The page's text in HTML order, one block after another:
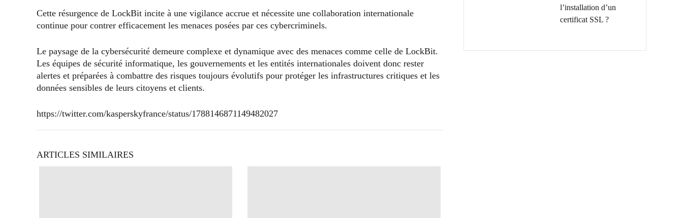
Cette résurgence de LockBit incite à une vigilance accrue et nécessite une collaboration internationale
continue pour contrer efficacement les menaces posées par ces cybercriminels.
Le paysage de la cybersécurité demeure complexe et dynamique avec des menaces comme celle de LockBit.
Les équipes de sécurité informatique, les gouvernements et les entités internationales doivent donc rester
alertes et préparées à combattre des risques toujours évolutifs pour protéger les infrastructures critiques et les
données sensibles de leurs citoyens et clients.
https://twitter.com/kasperskyfrance/status/1788146871149482027
ARTICLES SIMILAIRES
l’installation d’un
certificat SSL ?